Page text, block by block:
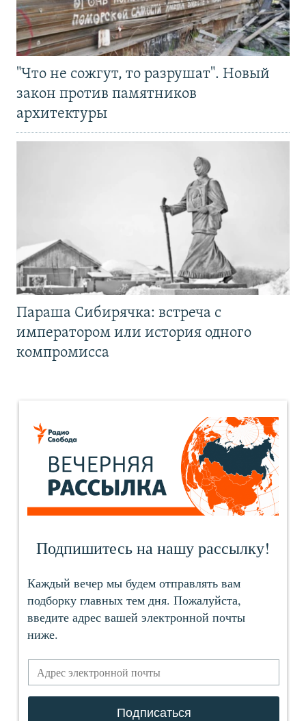
"Что не сожгут, то разрушат". Новый
закон против памятников
архитектуры
Параша Сибирячка: встреча с
императором или история одного
компромисса